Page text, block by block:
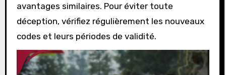
avantages similaires. Pour éviter toute
déception, vérifiez régulièrement les nouveaux
codes et leurs périodes de validité.